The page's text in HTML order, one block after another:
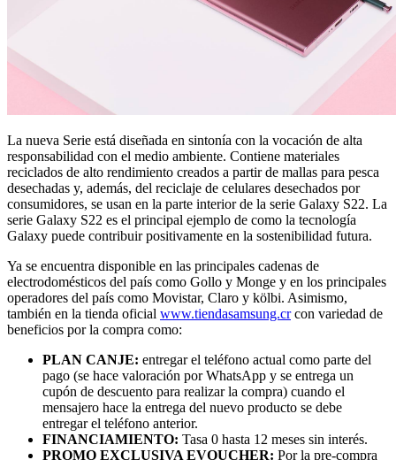
La nueva Serie está diseñada en sintonía con la vocación de alta
responsabilidad con el medio ambiente. Contiene materiales
reciclados de alto rendimiento creados a partir de mallas para pesca
desechadas y, además, del reciclaje de celulares desechados por
consumidores, se usan en la parte interior de la serie Galaxy S22. La
serie Galaxy S22 es el principal ejemplo de como la tecnología
Galaxy puede contribuir positivamente en la sostenibilidad futura.
Ya se encuentra disponible en las principales cadenas de
electrodomésticos del país como Gollo y Monge y en los principales
operadores del país como Movistar, Claro y kölbi. Asimismo,
también en la tienda oficial www.tiendasamsung.cr con variedad de
beneficios por la compra como:
PLAN CANJE: entregar el teléfono actual como parte del
pago (se hace valoración por WhatsApp y se entrega un
cupón de descuento para realizar la compra) cuando el
mensajero hace la entrega del nuevo producto se debe
entregar el teléfono anterior.
FINANCIAMIENTO: Tasa 0 hasta 12 meses sin interés.
PROMO EXCLUSIVA EVOUCHER: Por la pre-compra